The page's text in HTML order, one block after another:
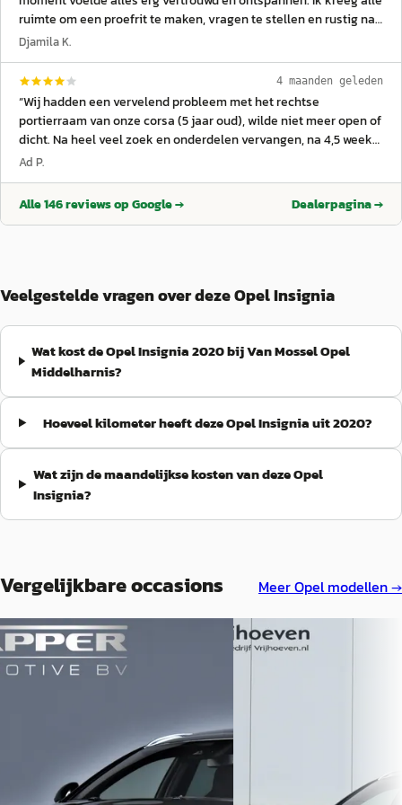
ruimte om een proefrit te maken, vragen te stellen en rustig na
te denken, zonder enige druk. Harm gaf zelfs aan dat hij mij
dat heeft hij ook echt gedaan. Dat vond ik ontzettend netjes en
eerlijk. Uiteindelijk besloten om de auto te kopen en ook bij de
aflevering ben ik super vriendelijk geholpen. Het voelde totaal
niet als een verkooppraatje, maar echt alsof er met je
meegedacht wordt. De gesprekken waren luchtig en prettig, wat
de hele ervaring extra fijn maakte. Daarnaast zag de garage er
ook heel netjes en verzorgd uit. Je merkt aan alles dat er
aandacht en zorg in wordt gestoken. Zeker een aanrader!”
Djamila K.
4 maanden geleden
“Wij hadden een vervelend probleem met het rechtse
portierraam van onze corsa (5 jaar oud), wilde niet meer open of
dicht. Na heel veel zoek en onderdelen vervangen, na 4,5 week
probleem toch gevonden en opgelost. (Onder garantie) Heel de
dus allemaal prima geregeld bij van Mossel Middelharnis. Top
Ad P.
Alle146reviews op Google → Dealerpagina →
Veelgestelde vragen over deze Opel Insignia
Wat kost de Opel Insignia 2020 bij Van Mossel Opel
Middelharnis?
Hoeveel kilometer heeft deze Opel Insignia uit 2020?
Wat zijn de maandelijkse kosten van deze Opel
Insignia?
Vergelijkbare occasions MeerOpelmodellen →
Opel Insignia·2014
Sports Tourer 2.8 T V6 325pk OPC
v.a. € 424/mnd
Boven markt
Opel Insignia